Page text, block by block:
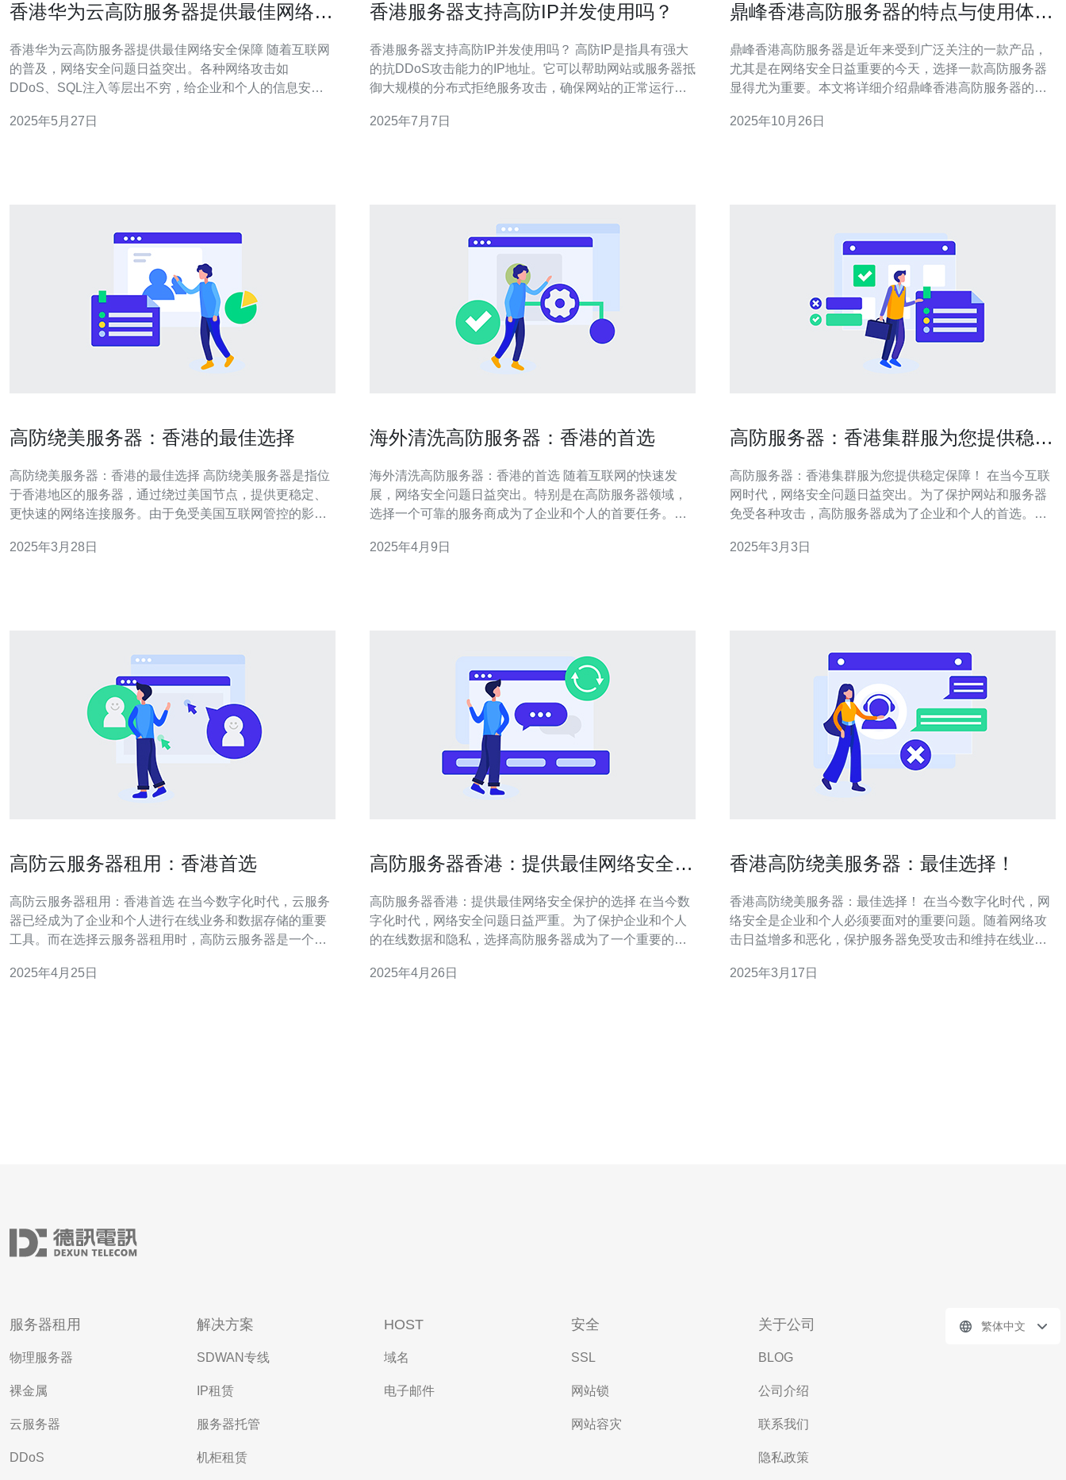
香港华为云高防服务器提供最佳网络安
香港华为云高防服务器提供最佳网络安全保障 随着互联网
的普及，网络安全问题日益突出。各种网络攻击如
DDoS、SQL注入等层出不穷，给企业和个人的信息安全
采用先进的防御技术，为客户提供最佳的网络安全保障。
2025年5月27日
香港服务器支持高防IP并发使用吗？
香港服务器支持高防IP并发使用吗？ 高防IP是指具有强大
的抗DDoS攻击能力的IP地址。它可以帮助网站或服务器抵
御大规模的分布式拒绝服务攻击，确保网站的正常运行和
和完善的网络基础设施，是许多企业选择在这里架设服务
2025年7月7日
鼎峰香港高防服务器的特点与使用体验
鼎峰香港高防服务器是近年来受到广泛关注的一款产品，
尤其是在网络安全日益重要的今天，选择一款高防服务器
显得尤为重要。本文将详细介绍鼎峰香港高防服务器的特
让您能够更好地理解如何使用这款服务器。 在开始之前，
2025年10月26日
高防绕美服务器：香港的最佳选择
高防绕美服务器：香港的最佳选择 高防绕美服务器是指位
于香港地区的服务器，通过绕过美国节点，提供更稳定、
更快速的网络连接服务。由于免受美国互联网管控的影
绕美服务器具备高速、低延迟和高防护能力等优势，成为
2025年3月28日
海外清洗高防服务器：香港的首选
海外清洗高防服务器：香港的首选 随着互联网的快速发
展，网络安全问题日益突出。特别是在高防服务器领域，
选择一个可靠的服务商成为了企业和个人的首要任务。海
出色，而香港作为一个国际化的城市，成为了海外清洗高
2025年4月9日
高防服务器：香港集群服为您提供稳定
高防服务器：香港集群服为您提供稳定保障！ 在当今互联
网时代，网络安全问题日益突出。为了保护网站和服务器
免受各种攻击，高防服务器成为了企业和个人的首选。本
选择最合适的服务器方案。 高防服务器是一种针对DDoS
2025年3月3日
高防云服务器租用：香港首选
高防云服务器租用：香港首选 在当今数字化时代，云服务
器已经成为了企业和个人进行在线业务和数据存储的重要
工具。而在选择云服务器租用时，高防云服务器是一个非
的地理位置和先进的网络设施，成为了越来越多人的首
2025年4月25日
高防服务器香港：提供最佳网络安全保
高防服务器香港：提供最佳网络安全保护的选择 在当今数
字化时代，网络安全问题日益严重。为了保护企业和个人
的在线数据和隐私，选择高防服务器成为了一个重要的决
全保护功能而备受瞩目。 香港作为亚洲重要的金融和商业
2025年4月26日
香港高防绕美服务器：最佳选择！
香港高防绕美服务器：最佳选择！ 在当今数字化时代，网
络安全是企业和个人必须要面对的重要问题。随着网络攻
击日益增多和恶化，保护服务器免受攻击和维持在线业务
务器成为了最佳选择。 高防绕美服务器是指部署在香港地
2025年3月17日
服务器租用
物理服务器
裸金属
云服务器
DDoS
解决方案
SDWAN专线
IP租赁
服务器托管
机柜租赁
HOST
域名
电子邮件
安全
SSL
网站锁
网站容灾
关于公司
BLOG
公司介绍
联系我们
隐私政策
繁体中文